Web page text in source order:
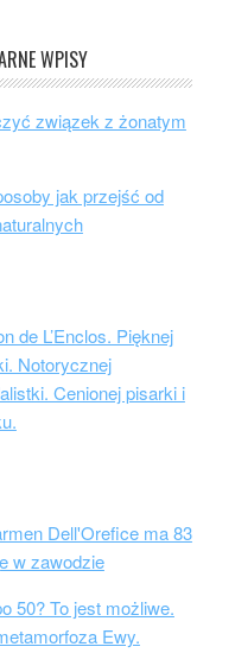
WPISY
związek z żonatym
jak przejść od
de L’Enclos. Pięknej
Notorycznej
Cenionej pisarki i
Dell'Orefice ma 83
w zawodzie
50? To jest możliwe.
Ewy.